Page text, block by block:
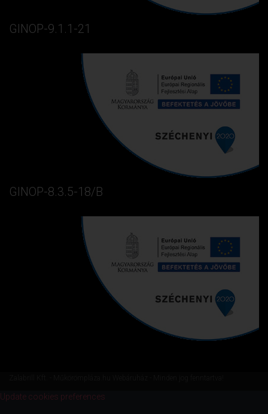
GINOP-9.1.1-21
GINOP-8.3.5-18/B
Update cookies preferences